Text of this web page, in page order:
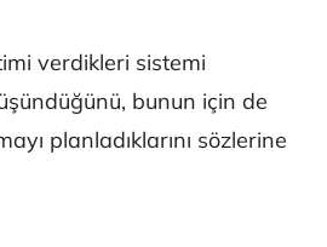
verdikleri sistemi
bunun için de
planladıklarını sözlerine